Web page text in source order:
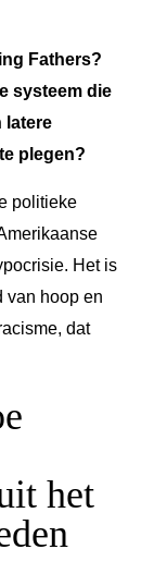
Fathers?
systeem die
latere
plegen?
politieke
Het is
van hoop en
dat
het